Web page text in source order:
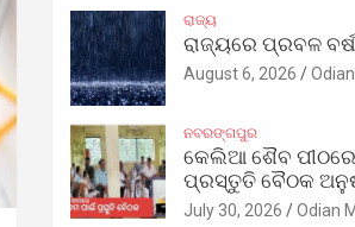
ରାଜ୍ୟ
ରାଜ୍ୟରେ ପ୍ରବଳ
August 6, 2026
ନବରଙ୍ଗପୁର
କେଲିଆ ଶୈବ
ପ୍ରସ୍ତୁତି ବୈଠକ
July 30, 2026 Odian